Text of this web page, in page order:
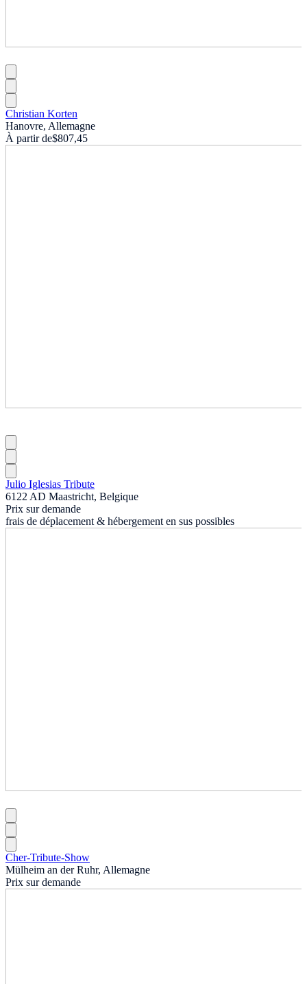
Christian Korten
Hanovre, Allemagne
À partir de$807,45
Julio Iglesias Tribute
6122 AD Maastricht, Belgique
Prix sur demande
frais de déplacement & hébergement en sus possibles
Cher-Tribute-Show
Mülheim an der Ruhr, Allemagne
Prix sur demande